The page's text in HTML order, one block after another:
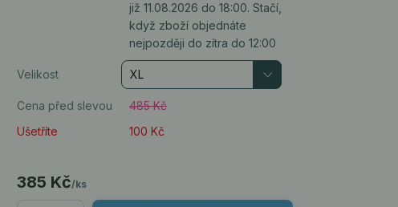
již 11.08.2026 do 18:00. Stačí,
když zboží objednáte
nejpozději do zítra do 12:00
Velikost
Cena před slevou
485 Kč
Ušetříte
100 Kč
385 Kč/ks